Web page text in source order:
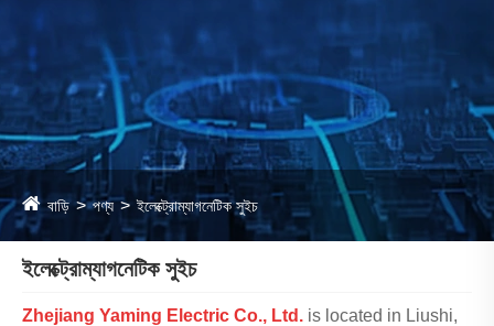
বাড়ি পণ্য ইলেক্ট্রোম্যাগনেটিক সুইচ
ইলেক্ট্রোম্যাগনেটিক সুইচ
Zhejiang Yaming Electric Co., Ltd. is located in Liushi,